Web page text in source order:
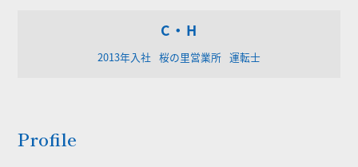
C・H
2013年入社 桜の里営業所 運転士
Profile